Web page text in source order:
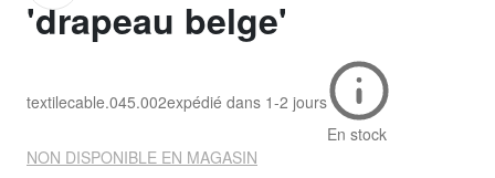
'drapeau belge'
textilecable.045.002expédié dans 1-2 jours
En stock
NON DISPONIBLE EN MAGASIN